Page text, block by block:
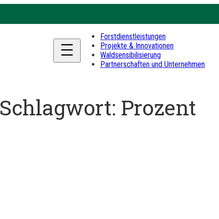
Forstdienstleistungen
Projekte & Innovationen
Waldsensibilisierung
Partnerschaften und Unternehmen
Schlagwort: Prozent